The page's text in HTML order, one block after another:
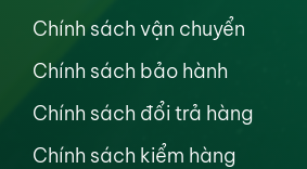
Chính sách vận chuyển
Chính sách bảo hành
Chính sách đổi trả hàng
Chính sách kiểm hàng